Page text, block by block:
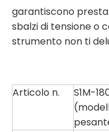
garantiscono
sbalzi di tensione o
strumento non ti
Articolo n.
S1M-